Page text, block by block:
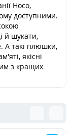
Hoco,
доступними.
й шукати,
А такі плюшки,
якісні
з кращих